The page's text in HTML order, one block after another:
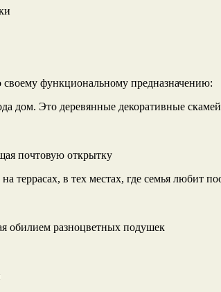
функциональному предназначению:
дом. Это деревянные декоративные
почтовую открытку
террасах, в тех местах, где семья любит
обилием разноцветных подушек